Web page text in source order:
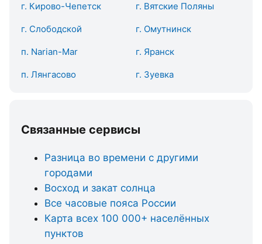
г. Кирово-Чепетск г. Вятские Поляны
г. Слободской г. Омутнинск
п. Narian-Mar г. Яранск
п. Лянгасово г. Зуевка
Связанные сервисы
Разница во времени с другими
городами
Восход и закат солнца
Все часовые пояса России
Карта всех 100 000+ населённых
пунктов